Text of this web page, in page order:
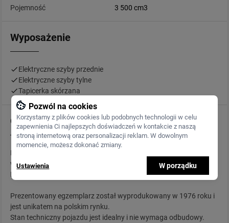
Pojemność
3 500 cm3
Wyposażenie
Elektryczne szyby przednie
Elektryczne szyby tylne
Tapicerka skórzana
Opis
BMW serii 6 E24 630 wypuszczone z fabryki z silnikiem 3.0,
wzbogacone do 3.5.
Karoseria robiona przez Karmana.
Prezentowany egzemplarz został wyprodukowany w 1976 roku i
jest unikatem na polskim rynku.
Stan techniczny pojazdu jest idealny i nie wymaga odbudowy.
Pozwól na cookies
Korzystamy z plików cookies lub podobnych technologii w celu
zapewnienia Ci najlepszych doświadczeń w kontakcie z naszą
stroną internetową oraz personalizacji reklam. W dowolnym
momencie, możesz dokonać zmiany.
Ustawienia W porządku